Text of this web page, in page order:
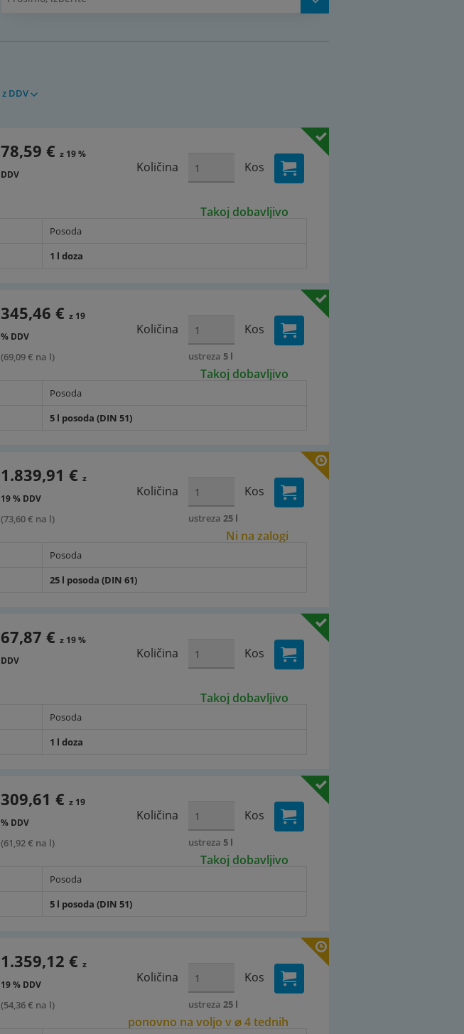
z DDV
78,59 € z 19 %
DDV
Količina Kos
Takoj dobavljivo
Posoda
1 l doza
345,46 € z 19
% DDV
(69,09 € na l)
Količina Kos
Takoj dobavljivo
ustreza 5 l
Posoda
5 l posoda (DIN 51)
1.839,91 € z
19 % DDV
(73,60 € na l)
Količina Kos
Ni na zalogi
ustreza 25 l
Posoda
25 l posoda (DIN 61)
67,87 € z 19 %
DDV
Količina Kos
Takoj dobavljivo
Posoda
1 l doza
309,61 € z 19
% DDV
(61,92 € na l)
Količina Kos
Takoj dobavljivo
ustreza 5 l
Posoda
5 l posoda (DIN 51)
1.359,12 € z
19 % DDV
(54,36 € na l)
Količina Kos
ponovno na voljo v ⌀ 4 tednih
ustreza 25 l